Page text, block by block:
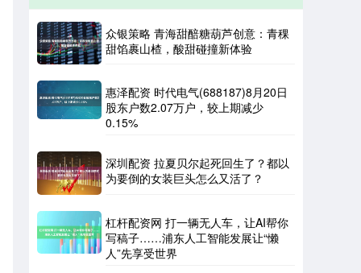
众银策略 青海甜醅糖葫芦创意：青稞
甜馅裹山楂，酸甜碰撞新体验
惠泽配资 时代电气(688187)8月20日
股东户数2.07万户，较上期减少
0.15%
深圳配资 拉夏贝尔起死回生了？都以
为要倒的女装巨头怎么又活了？
杠杆配资网 打一辆无人车，让AI帮你
写稿子……浦东人工智能发展让“懒
人”先享受世界